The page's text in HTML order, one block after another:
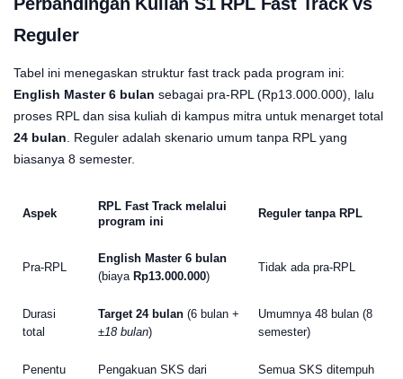
Reguler
Tabel ini menegaskan struktur fast track pada program ini:
English Master 6 bulan sebagai pra-RPL (Rp13.000.000), lalu
proses RPL dan sisa kuliah di kampus mitra untuk menarget total
24 bulan. Reguler adalah skenario umum tanpa RPL yang
biasanya 8 semester.
Aspek
RPL Fast Track melalui
program ini
Reguler tanpa RPL
Pra-RPL
English Master 6 bulan
(biaya Rp13.000.000)
Tidak ada pra-RPL
Durasi
total
Target 24 bulan (6 bulan +
±18 bulan)
Umumnya 48 bulan (8
semester)
Penentu
Pengakuan SKS dari
Semua SKS ditempuh